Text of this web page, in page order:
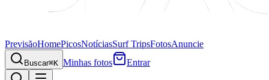
PrevisãoHomePicosNotíciasSurf TripsFotosAnuncie
Buscar⌘K Minhas fotos Entrar